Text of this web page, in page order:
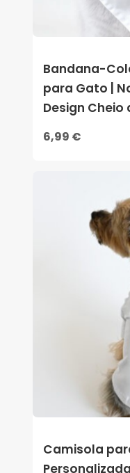
Bandana-
para Gato |
Design Cheio
6,99 €
Camisola